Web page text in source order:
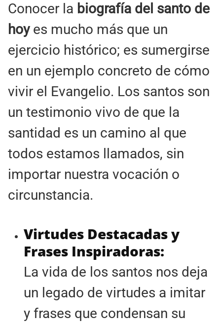
Conocer la biografía del santo de
hoyes mucho más que un
ejercicio histórico; es sumergirse
en un ejemplo concreto de cómo
vivir el Evangelio. Los santos son
un testimonio vivo de que la
santidad es un camino al que
todos estamos llamados, sin
importar nuestra vocación o
circunstancia.
Virtudes Destacadas y
Frases Inspiradoras:
La vida de los santos nos deja
un legado de virtudes a imitar
y frases que condensan su